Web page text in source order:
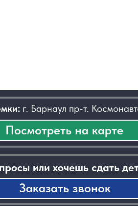
сдать детали?
звонок
на карте